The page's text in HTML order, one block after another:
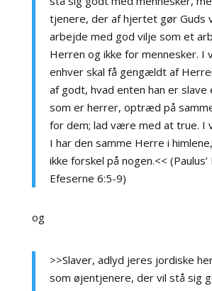
tjenere, der af hjertet gør Guds
arbejde med god vilje som et
Herren og ikke for mennesker. I
enhver skal få gengældt af
af godt, hvad enten han er slave
som er herrer, optræd på
for dem; lad være med at true. I
I har den samme Herre i
ikke forskel på nogen.<<
Efeserne 6:5-9)
og
>>Slaver, adlyd jeres jordiske
som øjentjenere, der vil stå sig